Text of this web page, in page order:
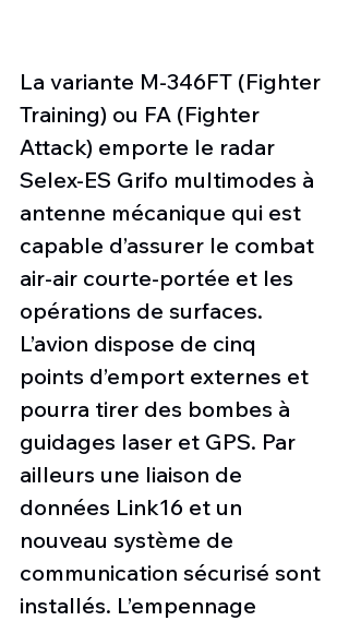
La variante M-346FT (Fighter
Training) ou FA (Fighter
Attack) emporte le radar
Selex-ES Grifo multimodes à
antenne mécanique qui est
capable d’assurer le combat
air-air courte-portée et les
opérations de surfaces.
L’avion dispose de cinq
points d’emport externes et
pourra tirer des bombes à
guidages laser et GPS. Par
ailleurs une liaison de
données Link16 et un
nouveau système de
communication sécurisé sont
installés. L’empennage